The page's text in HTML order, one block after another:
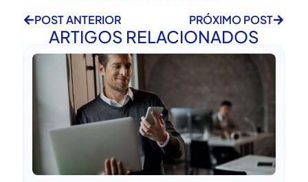
POST ANTERIOR
PRÓXIMO POST
ARTIGOS RELACIONADOS